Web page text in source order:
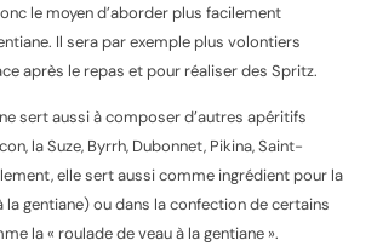
le moyen d’aborder plus facilement
Il sera par exemple plus volontiers
après le repas et pour réaliser des Spritz.
sert aussi à composer d’autres apéritifs
la Suze, Byrrh, Dubonnet, Pikina, Saint-
elle sert aussi comme ingrédient pour la
la gentiane) ou dans la confection de certains
la « roulade de veau à la gentiane ».